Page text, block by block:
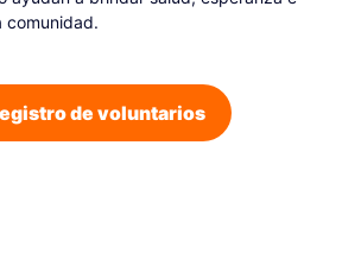
comunidad.
de voluntarios